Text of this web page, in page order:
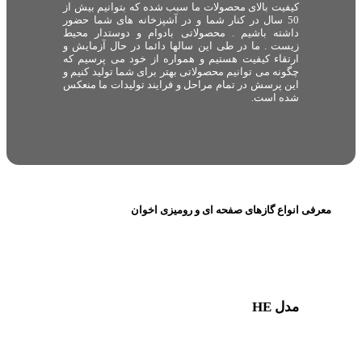
کیفیت بالای محصولات ما سبب شده که بتوانیم بیش از
50 سال در کنار شما و در آشپزخانه های شما حضور
داشته باشیم . محصولاتی بادوام و دوستدار محیط
زیست . ما در طی این سالها دائما در حال آزمایش و
ارتقاء کیفیت هستیم و همواره از خود می پرسیم که
چگونه می توانیم محصولاتی بهتر برای شما تولید کنیم و
این پرسش در تمام مراحل و فرایند تولیدات ما منعکس
شده است.
معرفی انواع گازهای صفحه ای و رومیزی اخوان
مدل HE